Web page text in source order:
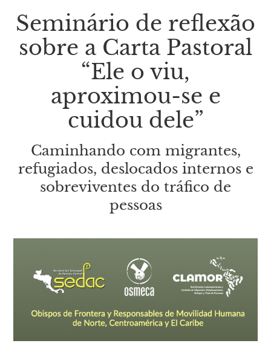
Seminário de reflexão
sobre a Carta Pastoral
“Ele o viu,
aproximou-se e
cuidou dele”
Caminhando com migrantes,
refugiados, deslocados internos e
sobreviventes do tráfico de
pessoas